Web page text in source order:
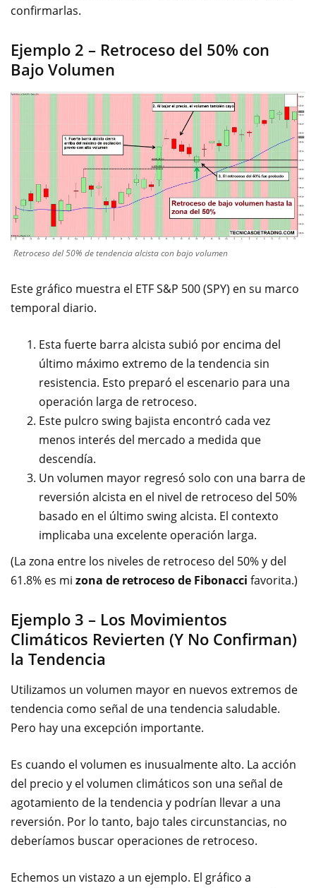
confirmarlas.
Ejemplo 2 – Retroceso del 50% con
Bajo Volumen
Retroceso del 50% de tendencia alcista con bajo volumen
Este gráfico muestra el ETF S&P 500 (SPY) en su marco
temporal diario.
Esta fuerte barra alcista subió por encima del
último máximo extremo de la tendencia sin
resistencia. Esto preparó el escenario para una
operación larga de retroceso.
Este pulcro swing bajista encontró cada vez
menos interés del mercado a medida que
descendía.
Un volumen mayor regresó solo con una barra de
reversión alcista en el nivel de retroceso del 50%
basado en el último swing alcista. El contexto
implicaba una excelente operación larga.
(La zona entre los niveles de retroceso del 50% y del
61.8% es mi zona de retroceso de Fibonacci favorita.)
Ejemplo 3 – Los Movimientos
Climáticos Revierten (Y No Confirman)
la Tendencia
Utilizamos un volumen mayor en nuevos extremos de
tendencia como señal de una tendencia saludable.
Pero hay una excepción importante.
Es cuando el volumen es inusualmente alto. La acción
del precio y el volumen climáticos son una señal de
agotamiento de la tendencia y podrían llevar a una
reversión. Por lo tanto, bajo tales circunstancias, no
deberíamos buscar operaciones de retroceso.
Echemos un vistazo a un ejemplo. El gráfico a